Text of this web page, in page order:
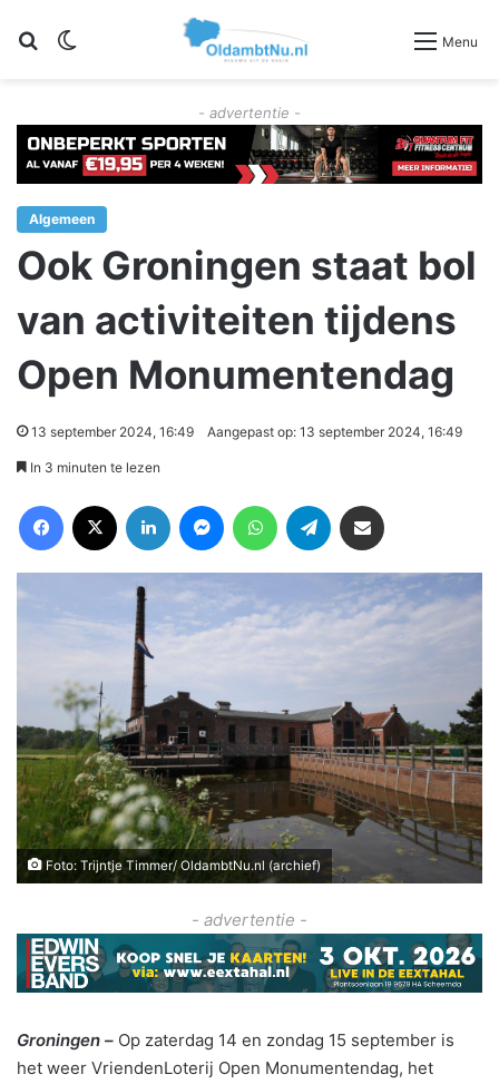
Zoeken Menu
- advertentie -
Algemeen
Ook Groningen staat bol
van activiteiten tijdens
Open Monumentendag
13 september 2024, 16:49 Aangepast op: 13 september 2024, 16:49
In 3 minuten te lezen
Foto: Trijntje Timmer/ OldambtNu.nl (archief)
- advertentie -
Groningen – Op zaterdag 14 en zondag 15 september is
het weer VriendenLoterij Open Monumentendag, het